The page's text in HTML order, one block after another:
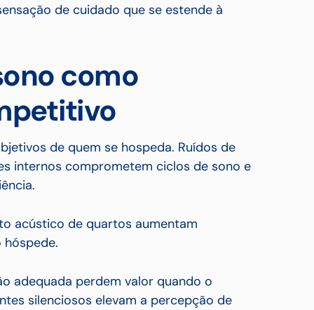
de cuidado que se estende à
como
de quem se hospeda. Ruídos de
internos comprometem ciclos de sono e
acústico de quartos aumentam
adequada perdem valor quando o
silenciosos elevam a percepção de